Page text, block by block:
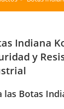
Indiana
y
las Botas